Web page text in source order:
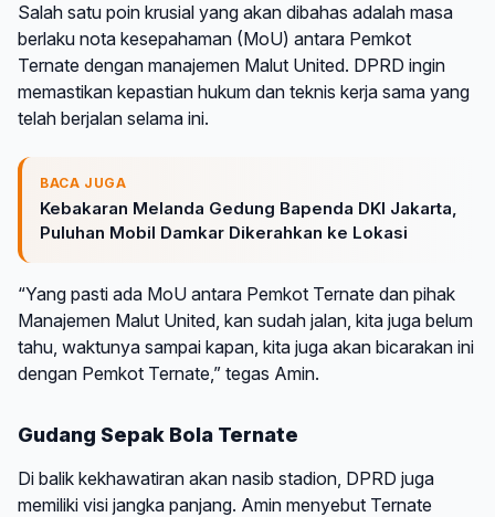
Salah satu poin krusial yang akan dibahas adalah masa
berlaku nota kesepahaman (MoU) antara Pemkot
Ternate dengan manajemen Malut United. DPRD ingin
memastikan kepastian hukum dan teknis kerja sama yang
telah berjalan selama ini.
BACA JUGA
Kebakaran Melanda Gedung Bapenda DKI Jakarta,
Puluhan Mobil Damkar Dikerahkan ke Lokasi
“Yang pasti ada MoU antara Pemkot Ternate dan pihak
Manajemen Malut United, kan sudah jalan, kita juga belum
tahu, waktunya sampai kapan, kita juga akan bicarakan ini
dengan Pemkot Ternate,” tegas Amin.
Gudang Sepak Bola Ternate
Di balik kekhawatiran akan nasib stadion, DPRD juga
memiliki visi jangka panjang. Amin menyebut Ternate